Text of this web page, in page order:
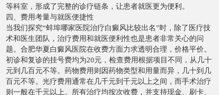
等科室，形成了完整的诊疗链条，让患者就医更为便利。
四、费用考量与就医便捷性
当我们探究“蚌埠哪家医院治疗白癜风比较出名”时，除了医疗技
术和医生团队，治疗费用和就医便利性也是患者非常关心的问
题。合肥华夏白癜风医院在收费方面力求透明合理，价格平价。
初诊和复诊的挂号费均为20元，检查费用根据项目不同，从几十
元到几百元不等。药物费用则因药物类型和用量而异，几十到几
百元不等。光疗费用通常在几千元到千元以上之间，而手术治疗
则一般在千元以上。所有治疗均按次收费，并支持现金、刷卡、